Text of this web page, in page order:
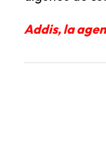
Addis, la